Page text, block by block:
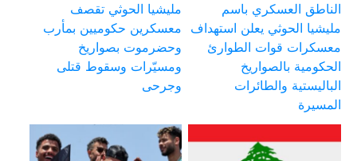
الناطق العسكري باسم
مليشيا الحوثي يعلن استهداف
معسكرات قوات الطوارئ
الحكومية بالصواريخ
الباليستية والطائرات
المسيرة
مليشيا الحوثي تقصف
معسكرين حكوميين بمأرب
وحضرموت بصواريخ
ومسيّرات وسقوط قتلى
وجرحى